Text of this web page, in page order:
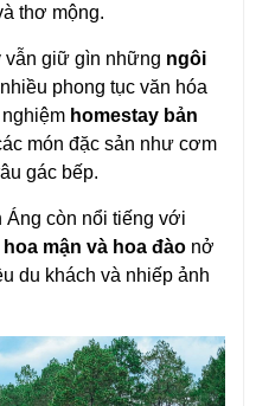
thơ mộng.
vẫn giữ gìn những ngôi
phong tục văn hóa
homestay bản
món đặc sản như cơm
gác bếp.
mận và hoa đào nở
du khách và nhiếp ảnh